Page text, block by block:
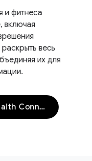
и фитнеса
включая
весь
их для
Начните работу с Health Connect